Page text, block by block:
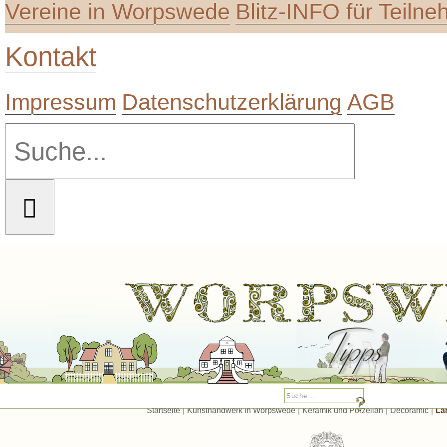
Vereine in Worpswede Blitz-INFO für
Kontakt
Impressum Datenschutzerklärung AGB
Startseite | Kunsthandwerk in Worpswede | Keramik und Porzellan | Decoramic |